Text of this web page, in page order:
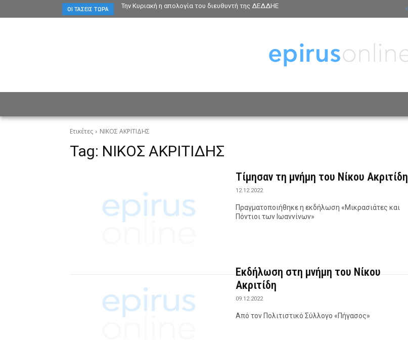
ΟΙ ΤΆΣΕΙΣ ΤΏΡΑ Την Κυριακή η απολογία του διευθυντή της ΔΕΔΔΗΕ
Ετικέτες ΝΙΚΟΣ ΑΚΡΙΤΙΔΗΣ
Tag: ΝΙΚΟΣ ΑΚΡΙΤΙΔΗΣ
Τίμησαν τη μνήμη του Νίκου Ακριτίδη
12.12.2022
Πραγματοποιήθηκε η εκδήλωση «Μικρασιάτες και
Πόντιοι των Ιωαννίνων»
Εκδήλωση στη μνήμη του Νίκου
Ακριτίδη
09.12.2022
Από τον Πολιτιστικό Σύλλογο «Πήγασος»